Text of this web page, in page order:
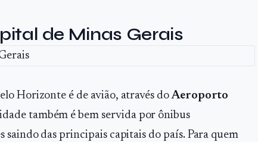
de Minas Gerais
Horizonte é de avião, através doAeroporto
também é bem servida por ônibus
das principais capitais do país. Para quem